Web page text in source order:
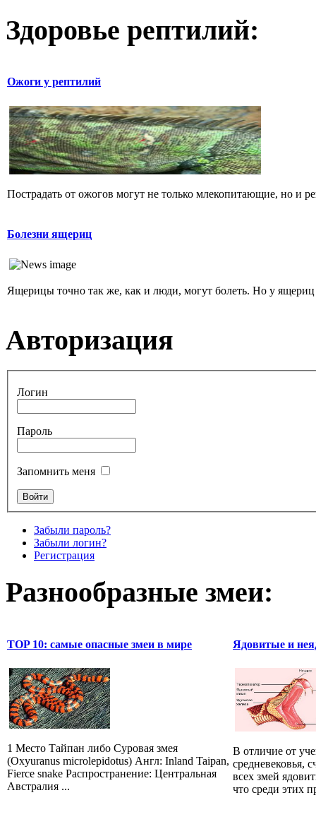
Здоровье рептилий:
Ожоги у рептилий
Пострадать от ожогов могут не только млекопитающие, но и
Болезни ящериц
Ящерицы точно так же, как и люди, могут болеть. Но у
Авторизация
Логин
Пароль
Запомнить меня
Забыли пароль?
Забыли логин?
Регистрация
Разнообразные змеи:
TOP 10: самые опасные змеи в мире
1 Место Тайпан либо Суровая змея
(Oxyuranus microlepidotus) Англ: Inland Taipan,
Fierce snake Распространение: Центральная
Австралия ...
Ядовитые и
В отличие от
средневековья,
всех змей
что среди этих